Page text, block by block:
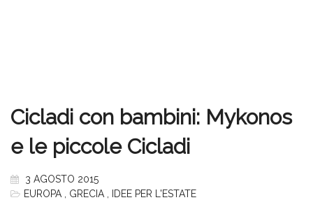
Cicladi con bambini: Mykonos
e le piccole Cicladi
3 AGOSTO 2015
EUROPA
GRECIA IDEE PER L'ESTATE